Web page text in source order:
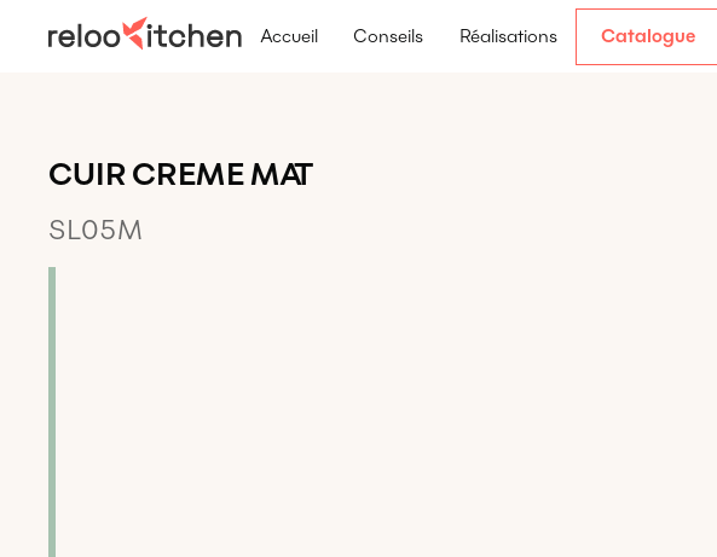
Accueil Conseils Réalisations Catalogue
CUIR CREME MAT
SL05M